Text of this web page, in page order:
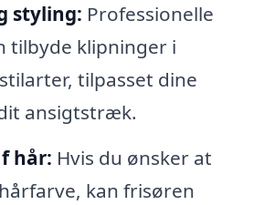
styling: Professionelle
tilbyde klipninger i
tilpasset dine
ansigtstræk.
hår: Hvis du ønsker at
kan frisøren